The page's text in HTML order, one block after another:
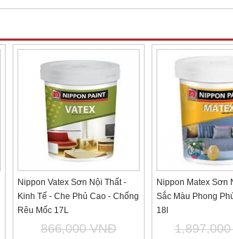
Nippon Vatex Sơn Nội Thất -
Kinh Tế - Che Phủ Cao - Chống
Rêu Mốc 17L
866,000 VNĐ
Nippon Matex Sơn
Sắc Màu Phong
18l